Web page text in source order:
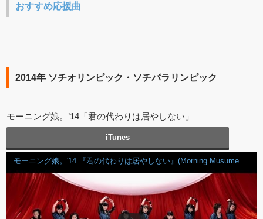
おすすめ応援曲
2014年 ソチオリンピック・ソチパラリンピック
モーニング娘。’14「君の代わりは居やしない」
iTunes
モーニング娘。'14 『君の代わりは居やしない』(Morning Musume。'14[No One Can Replace You]) (MV)